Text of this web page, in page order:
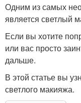
Одним из самых
является светлый
Если вы хотите
или вас просто
дальше.
В этой статье вы
светлого макияжа.